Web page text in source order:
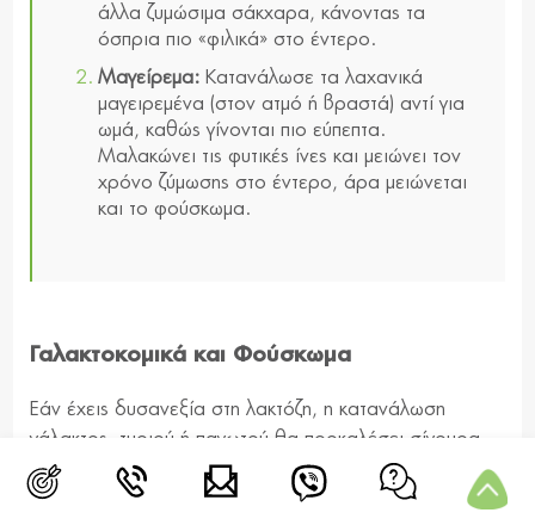
άλλα ζυμώσιμα σάκχαρα, κάνοντας τα
όσπρια πιο «φιλικά» στο έντερο.
Μαγείρεμα:Κατανάλωσε τα λαχανικά
μαγειρεμένα (στον ατμό ή βραστά) αντί για
ωμά, καθώς γίνονται πιο εύπεπτα.
Μαλακώνει τις φυτικές ίνες και μειώνει τον
χρόνο ζύμωσης στο έντερο, άρα μειώνεται
και το φούσκωμα.
Γαλακτοκομικά και Φούσκωμα
Εάν έχεις δυσανεξία στη λακτόζη, η κατανάλωση
γάλακτος, τυριού ή παγωτού θα προκαλέσει σίγουρα
φούσκωμα και αέρια.